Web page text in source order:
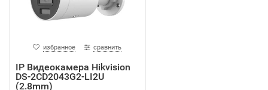
избранное сравнить
IP Видеокамера Hikvision
DS-2CD2043G2-LI2U
(2.8mm)